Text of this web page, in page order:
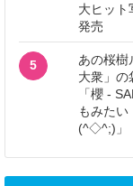
大ヒット
発売
5
あの桜樹
大衆」の
「櫻 -
もみたい
(^◇^;)」